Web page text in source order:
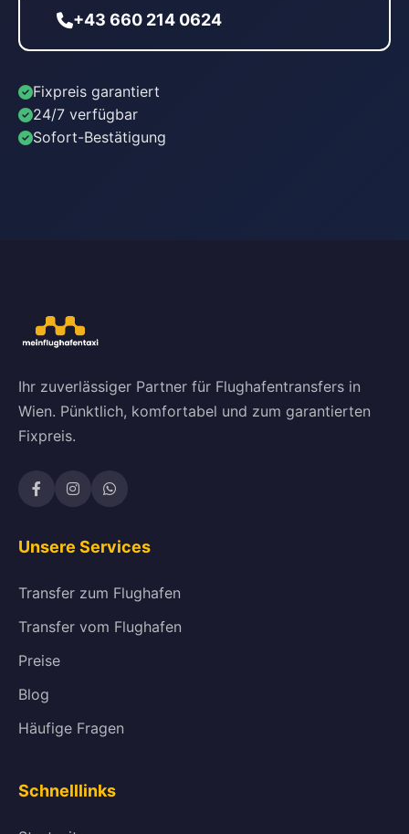
+43 660 214 0624
Fixpreis garantiert
24/7 verfügbar
Sofort-Bestätigung
Ihr zuverlässiger Partner für Flughafentransfers in
Wien. Pünktlich, komfortabel und zum garantierten
Fixpreis.
Unsere Services
Transfer zum Flughafen
Transfer vom Flughafen
Preise
Blog
Häufige Fragen
Schnelllinks